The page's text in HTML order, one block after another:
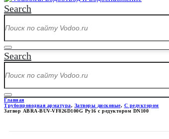
Search
Search
Главная
Трубопроводная арматура, Затворы дисковые, С редуктором
Затвор ABRA-BUV-VF826D100G Ру16 с редуктором DN100